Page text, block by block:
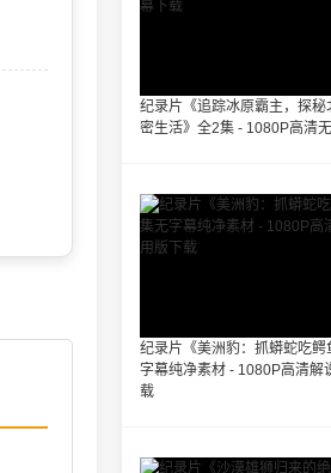
纪录片《追踪冰原霸主，探秘
密生活》全2集 - 1080P高清
纪录片《美洲豹：抓蟒蛇吃鳄
字幕纯净素材 - 1080P高清解
载